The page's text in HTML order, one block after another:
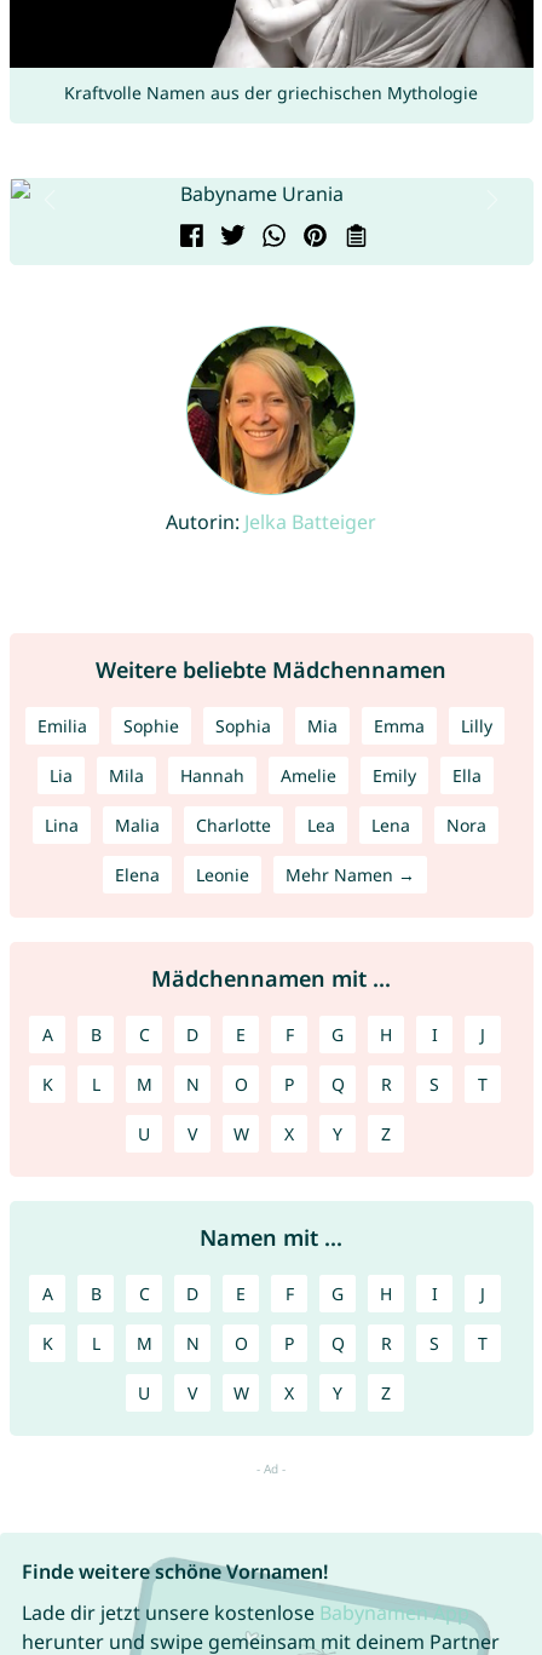
Kraftvolle Namen aus der griechischen Mythologie
Autorin: Jelka Batteiger
Weitere beliebte Mädchennamen
Emilia Sophie Sophia Mia Emma Lilly
Lia Mila Hannah Amelie Emily Ella
Lina Malia Charlotte Lea Lena Nora
Elena Leonie Mehr Namen →
Mädchennamen mit ...
A B C D E F G H I J
K L M N O P Q R S T
U V W X Y Z
Namen mit ...
A B C D E F G H I J
K L M N O P Q R S T
U V W X Y Z
Finde weitere schöne Vornamen!
Lade dir jetzt unsere kostenlose Babynamen App
herunter und swipe gemeinsam mit deinem Partner